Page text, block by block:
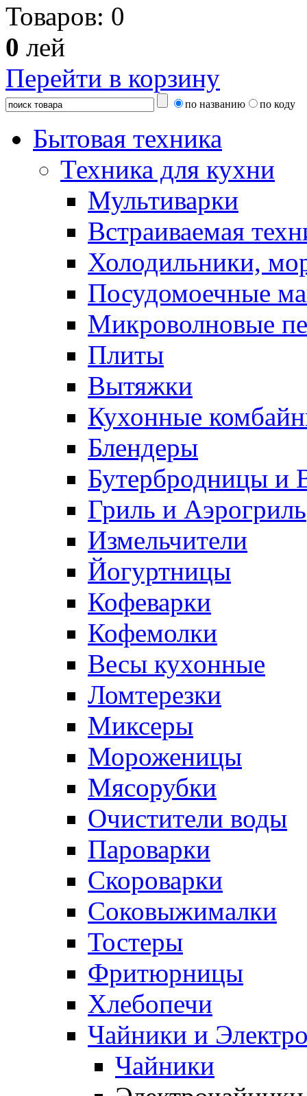
Товаров: 0
0 лей
Перейти в корзину
по названию по коду
Бытовая техника
Техника для кухни
Мультиварки
Встраиваемая
Холодильники,
Посудомоечные
Микроволновые
Плиты
Вытяжки
Кухонные
Блендеры
Бутербродницы и
Гриль и Аэрогриль
Измельчители
Йогуртницы
Кофеварки
Кофемолки
Весы кухонные
Ломтерезки
Миксеры
Мороженицы
Мясорубки
Очистители воды
Пароварки
Скороварки
Соковыжималки
Тостеры
Фритюрницы
Хлебопечи
Чайники и
Чайники